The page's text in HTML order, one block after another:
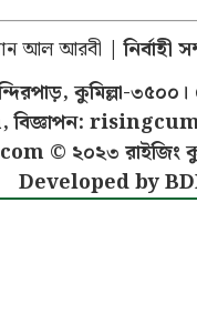
আল আরবী | নির্বাহী
কুমিল্লা-
, বিজ্ঞাপন:
© ২০২৩ রাইজিং
Developed by